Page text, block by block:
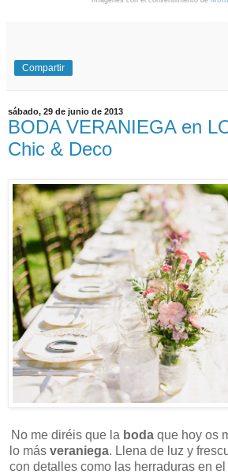
Compartir
sábado, 29 de junio de 2013
BODA VERANIEGA en
Chic & Deco
No me diréis que la boda que hoy os
lo más veraniega. Llena de luz y
con detalles como las herraduras en